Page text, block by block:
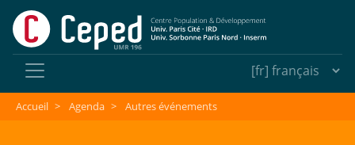
Accueil > Agenda > Autres événements